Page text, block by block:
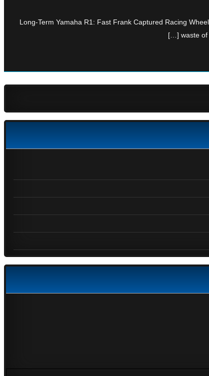
Long-Term Yamaha R1: Fast Frank Captured Racing
waste of